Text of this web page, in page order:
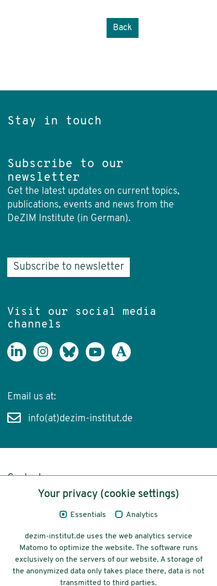
Back
Stay in touch
Subscribe to our
newsletter
Get the latest updates on current topics,
publications, events and news from the
DeZIM Institute (in German).
Subscribe to newsletter
Visit our social media
channels
Email us at:
info(at)dezim-institut.de
Content
Legal Notice
© 2026 Deutsches Zentrum für
Integrations-
Your privacy (cookie settings)
Essentials Analytics
dezim-institut.de uses the web analytics service
Matomo to optimize the website. The software runs
exclusively on the servers of our website. A storage of
the anonymized data only takes place there, data is not
transmitted to third parties.